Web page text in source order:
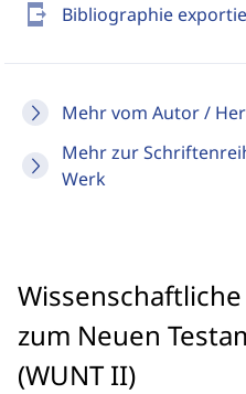
send_to_mobile Bibliographie
Mehr vom Autor /
Mehr zur
Werk
zum Neuen
(WUNT II)